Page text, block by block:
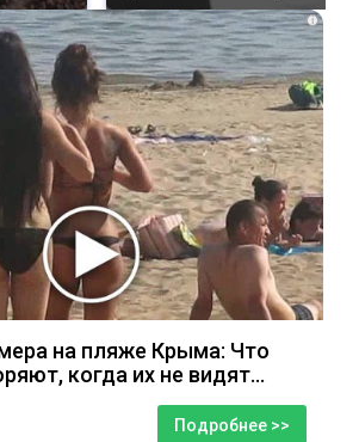
i
на пляже Крыма: Что
когда их не видят...
Подробнее >>